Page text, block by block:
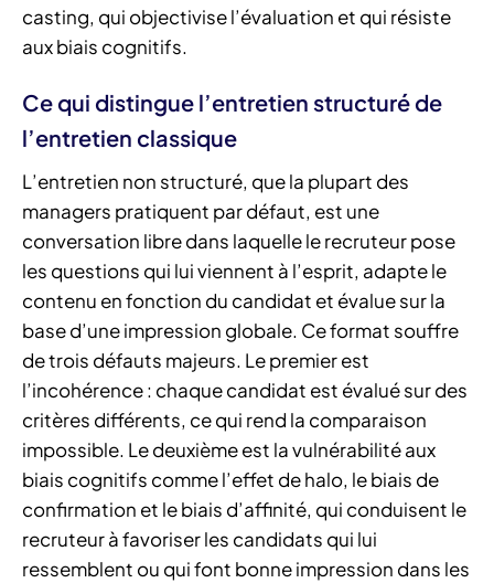
casting, qui objectivise l’évaluation et qui résiste
aux biais cognitifs.
Ce qui distingue l’entretien structuré de
l’entretien classique
L’entretien non structuré, que la plupart des
managers pratiquent par défaut, est une
conversation libre dans laquelle le recruteur pose
les questions qui lui viennent à l’esprit, adapte le
contenu en fonction du candidat et évalue sur la
base d’une impression globale. Ce format souffre
de trois défauts majeurs. Le premier est
l’incohérence : chaque candidat est évalué sur des
critères différents, ce qui rend la comparaison
impossible. Le deuxième est la vulnérabilité aux
biais cognitifs comme l’effet de halo, le biais de
confirmation et le biais d’affinité, qui conduisent le
recruteur à favoriser les candidats qui lui
ressemblent ou qui font bonne impression dans les